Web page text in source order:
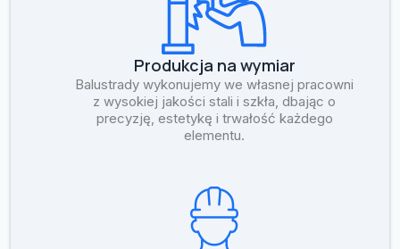
Produkcja na wymiar
Balustrady wykonujemy we własnej pracowni
z wysokiej jakości stali i szkła, dbając o
precyzję, estetykę i trwałość każdego
elementu.